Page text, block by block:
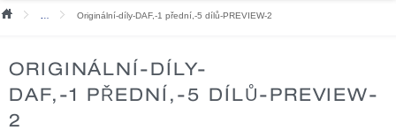
Mediální soubory
Originální-díly-DAF,-1 přední,-5 dílů-PREVIEW-2
ORIGINÁLNÍ-DÍLY-
DAF,-1 PŘEDNÍ,-5 DÍLŮ-PREVIEW-
2